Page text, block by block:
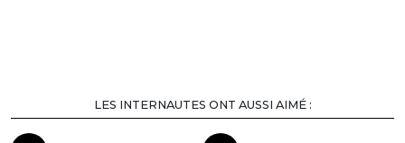
LES INTERNAUTES ONT AUSSI AIMÉ :